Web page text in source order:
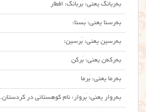
به‌ربانگ یعنی: بَربانگ: افطار
به‌رسنا یعنی: بَسنا:
به‌رسین یعنی: بَرسین:
به‌رکه‌ن یعنی: بَرکن
به‌رما یعنی: بَرما
به‌روار یعنی: بَروار: نام کوهستانی در کردستان.